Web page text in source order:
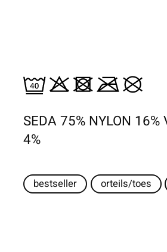
SEDA 75% NYLON 16%
4%
bestseller orteils/toes